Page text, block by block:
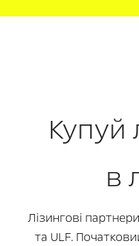
Купуй
в
Лізингові
та ULF.